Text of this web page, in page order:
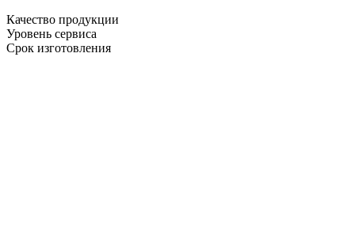
Качество продукции
Уровень сервиса
Срок изготовления